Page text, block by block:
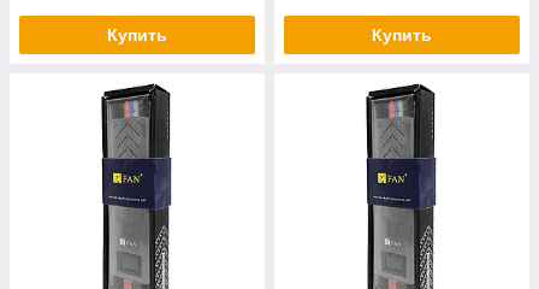
Купить Купить